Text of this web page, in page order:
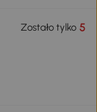
Zostało tylko5